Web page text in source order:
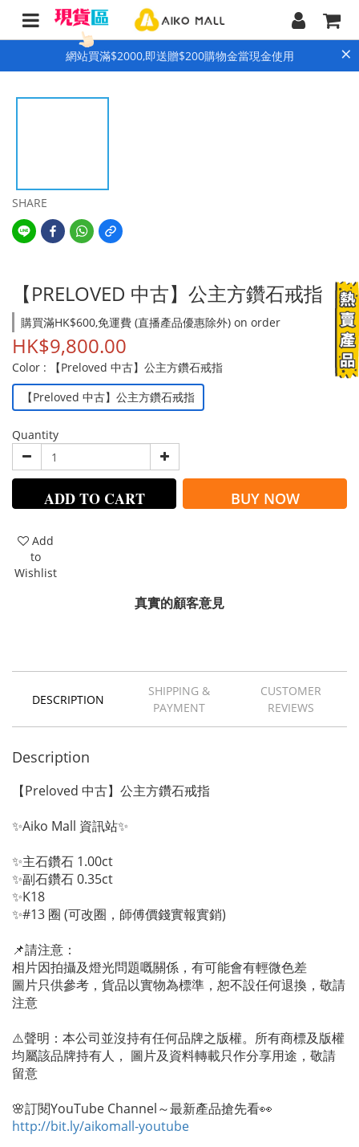
網站買滿$2000,即送贈$200購物金當現金使用 ×
SHARE
【PRELOVED 中古】公主方鑽石戒指
購買滿HK$600,免運費 (直播產品優惠除外) on order
HK$9,800.00
Color : 【Preloved 中古】公主方鑽石戒指
【Preloved 中古】公主方鑽石戒指
Quantity
ADD TO CART BUY NOW
Add
to
Wishlist
真實的顧客意見
DESCRIPTION
SHIPPING &
PAYMENT
CUSTOMER
REVIEWS
Description
【Preloved 中古】公主方鑽石戒指
✨Aiko Mall 資訊站✨
✨主石鑽石 1.00ct
✨副石鑽石 0.35ct
✨K18
✨#13 圈 (可改圈，師傅價錢實報實銷)
📌請注意：
相片因拍攝及燈光問題嘅關係，有可能會有輕微色差
圖片只供參考，貨品以實物為標準，恕不設任何退換，敬請
注意
⚠️聲明：本公司並沒持有任何品牌之版權。所有商標及版權
均屬該品牌持有人， 圖片及資料轉載只作分享用途，敬請
留意
🌸訂閱YouTube Channel～最新產品搶先看👀
http://bit.ly/aikomall-youtube